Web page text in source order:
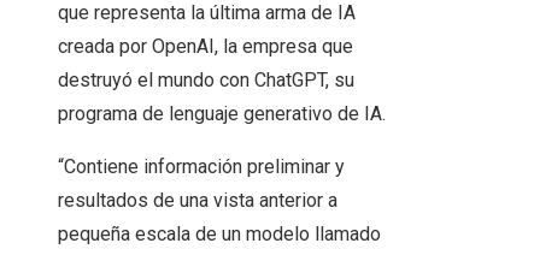
que representa la última arma de IA
creada por OpenAI, la empresa que
destruyó el mundo con ChatGPT, su
programa de lenguaje generativo de IA.
“Contiene información preliminar y
resultados de una vista anterior a
pequeña escala de un modelo llamado